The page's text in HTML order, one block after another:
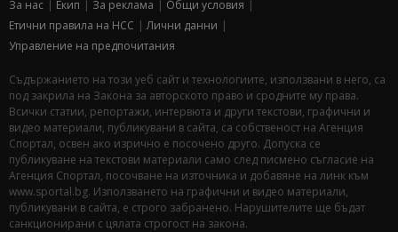
За нас Екип За рекламa
Общи условия
Етични правила на НСС
Лични данни
Управление на предпочитания
Съдържанието на този уеб сайт и технологиите, използвани в него, са
под закрила на Закона за авторското право и сродните му права.
Всички статии, репортажи, интервюта и други текстови, графични и
видео материали, публикувани в сайта, са собственост на Агенция
Спортал, освен ако изрично е посочено друго. Допуска се
публикуване на текстови материали само след писмено съгласие на
Агенция Спортал, посочване на източника и добавяне на линк към
www.sportal.bg. Използването на графични и видео материали,
публикувани в сайта, е строго забранено. Нарушителите ще бъдат
санкционирани с цялата строгост на закона.